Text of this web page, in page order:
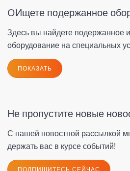
OИщете подержанное
Здесь вы найдете подержанное
оборудование на специальных
ПОКАЗАТЬ
Не пропустите новые
С нашей новостной рассылкой
держать вас в курсе событий!
ПОДПИШИТЕСЬ СЕЙЧАС